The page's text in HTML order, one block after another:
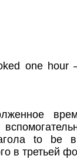
one hour
to be в
в третьей